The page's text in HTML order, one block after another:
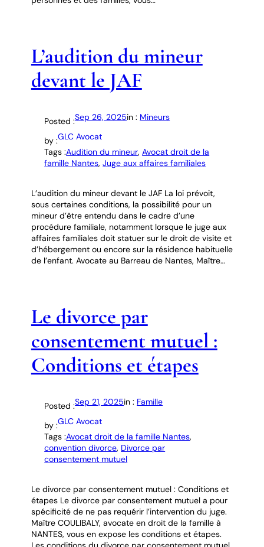
L’audition du mineur
devant le JAF
Posted :Sep 26, 2025in : Mineurs
by :GLC Avocat
Tags :Audition du mineur, Avocat droit de la
famille Nantes, Juge aux affaires familiales
L’audition du mineur devant le JAF La loi prévoit,
sous certaines conditions, la possibilité pour un
mineur d’être entendu dans le cadre d’une
procédure familiale, notamment lorsque le juge aux
affaires familiales doit statuer sur le droit de visite et
d’hébergement ou encore sur la résidence habituelle
de l’enfant. Avocate au Barreau de Nantes, Maître…
Le divorce par
consentement mutuel :
Conditions et étapes
Posted :Sep 21, 2025in : Famille
by :GLC Avocat
Tags :Avocat droit de la famille Nantes
convention divorce, Divorce par
consentement mutuel
Le divorce par consentement mutuel : Conditions et
étapes Le divorce par consentement mutuel a pour
spécificité de ne pas requérir l’intervention du juge.
Maître COULIBALY, avocate en droit de la famille à
NANTES, vous en expose les conditions et étapes.